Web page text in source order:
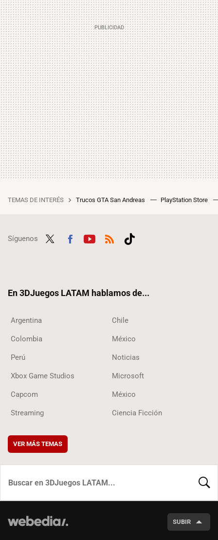
TEMAS DE INTERÉS Trucos GTA San Andreas PlayStation Store
Síguenos
En 3DJuegos LATAM hablamos de...
Argentina Chile
Colombia México
Perú Noticias
Xbox Game Studios Microsoft
Capcom México
Streaming Ciencia Ficción
VER MÁS TEMAS
SUBIR